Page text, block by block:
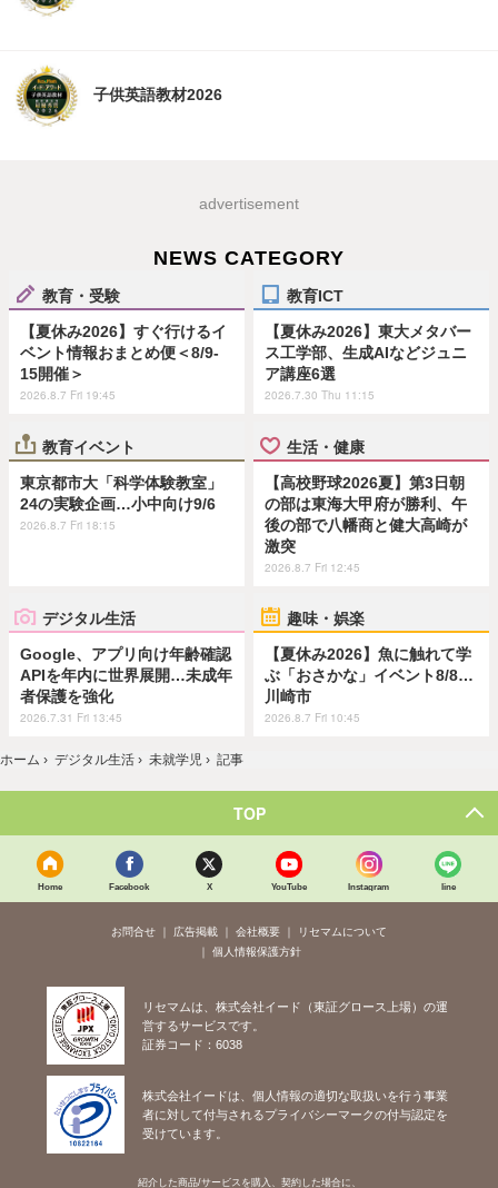
子供英語教材2026
advertisement
NEWS CATEGORY
教育・受験
【夏休み2026】すぐ行けるイ
ベント情報おまとめ便＜8/9-
15開催＞
2026.8.7 Fri 19:45
教育ICT
【夏休み2026】東大メタバー
ス工学部、生成AIなどジュニ
ア講座6選
2026.7.30 Thu 11:15
教育イベント
東京都市大「科学体験教室」
24の実験企画…小中向け9/6
2026.8.7 Fri 18:15
生活・健康
【高校野球2026夏】第3日朝
の部は東海大甲府が勝利、午
後の部で八幡商と健大高崎が
激突
2026.8.7 Fri 12:45
デジタル生活
Google、アプリ向け年齢確認
APIを年内に世界展開…未成年
者保護を強化
2026.7.31 Fri 13:45
趣味・娯楽
【夏休み2026】魚に触れて学
ぶ「おさかな」イベント8/8…
川崎市
2026.8.7 Fri 10:45
ホーム › デジタル生活 › 未就学児 › 記事
TOP
Home Facebook X YouTube Instagram line
お問合せ 広告掲載 会社概要
リセマムについて
個人情報保護方針
リセマムは、株式会社イード（東証グロース上場）の運
営するサービスです。
証券コード：6038
株式会社イードは、個人情報の適切な取扱いを行う事業
者に対して付与されるプライバシーマークの付与認定を
受けています。
紹介した商品/サービスを購入、契約した場合に、